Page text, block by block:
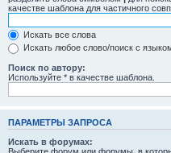
качестве шаблона для частичного
Искать все слова
Искать любое слово/поиск с
Поиск по автору:
Используйте * в качестве шаблона.
ПАРАМЕТРЫ ЗАПРОСА
Искать в форумах: